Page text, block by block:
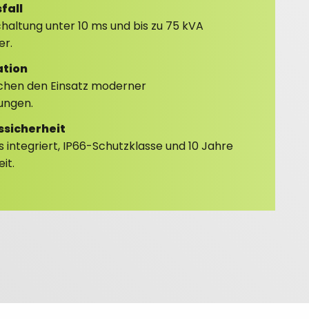
unter 10 ms und bis zu 75 kVA
den Einsatz moderner
IP66-Schutzklasse und 10 Jahre